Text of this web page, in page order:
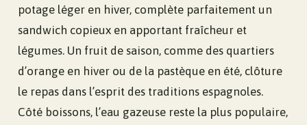
potage léger en hiver, complète parfaitement un
sandwich copieux en apportant fraîcheur et
légumes. Un fruit de saison, comme des quartiers
d’orange en hiver ou de la pastèque en été, clôture
le repas dans l’esprit des traditions espagnoles.
Côté boissons, l’eau gazeuse reste la plus populaire,